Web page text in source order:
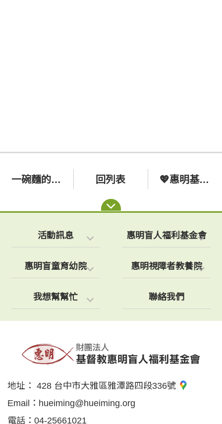
一碗麵的滋味 回列表 💖惠明基金會校友關懷工作💖 🌿113.04.11🌿
活動訊息 惠明盲人福利基金會
惠明盲童育幼院 惠明視障者教養院
我想幫幫忙 聯絡我們
地址： 428 台中市大雅區雅潭路四段336號
Email： hueiming@hueiming.org
電話： 04-25661021